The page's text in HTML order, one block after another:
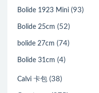
Bolide 1923 Mini (93)
Bolide 25cm (52)
bolide 27cm (74)
Bolide 31cm (4)
Calvi 卡包 (38)